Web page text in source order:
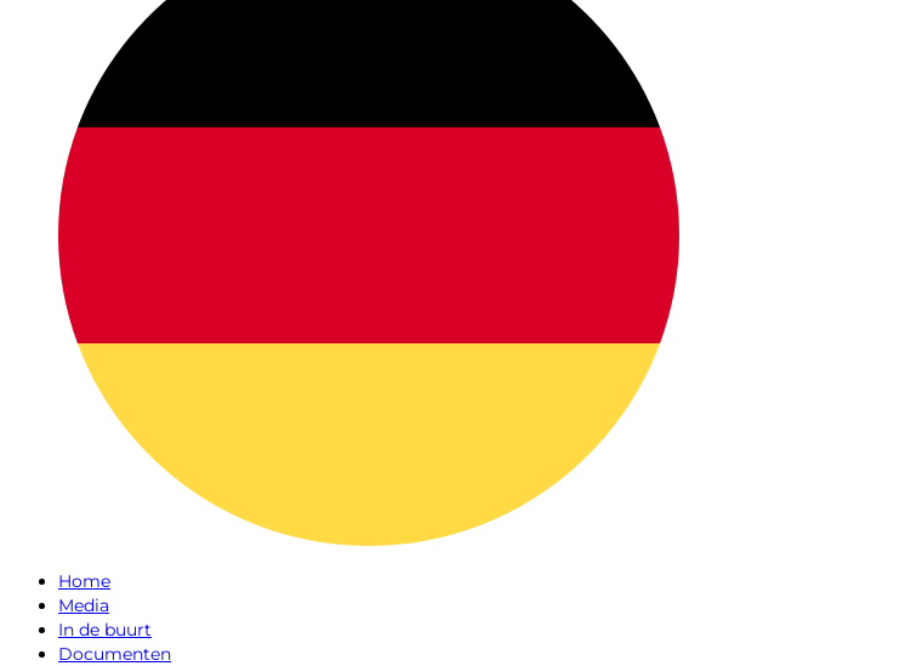
Home
Media
In de buurt
Documenten